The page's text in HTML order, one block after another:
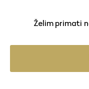
Želim primati